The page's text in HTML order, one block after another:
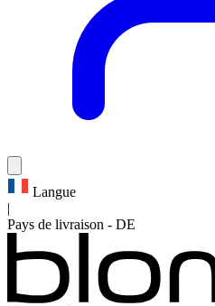
Langue
|
Pays de livraison - DE